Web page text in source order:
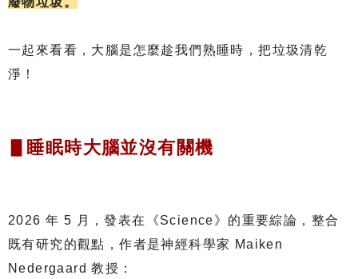
一起來看看，大腦是怎麼趁我們熟睡時，把垃圾清乾
淨！
▋睡眠時大腦並沒有關機
2026 年 5 月，發表在《Science》的重要綜論，整合
既有研究的觀點，作者是神經科學家 Maiken
Nedergaard 教授：